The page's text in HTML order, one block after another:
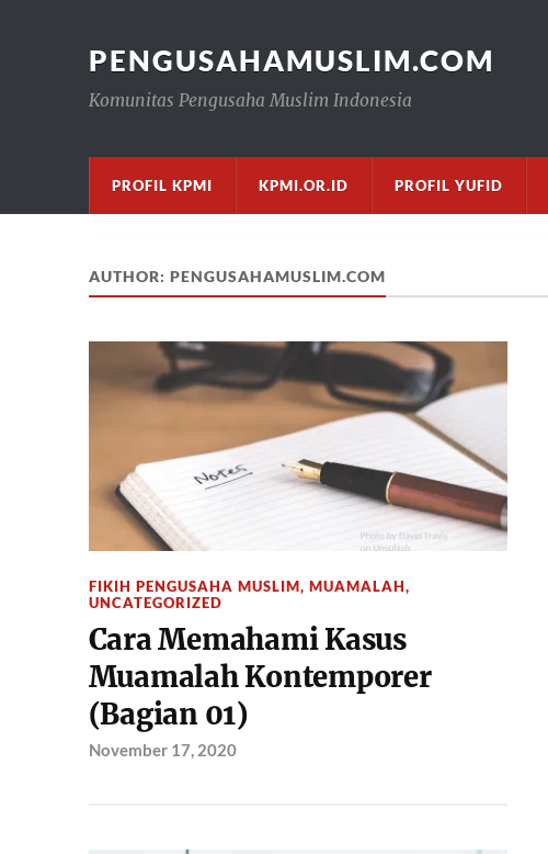
PENGUSAHAMUSLIM.COM
Komunitas Pengusaha Muslim Indonesia
PROFIL KPMI KPMI.OR.ID PROFIL YUFID
AUTHOR: PENGUSAHAMUSLIM.COM
FIKIH PENGUSAHA MUSLIM, MUAMALAH,
UNCATEGORIZED
Cara Memahami Kasus
Muamalah Kontemporer
(Bagian 01)
November 17, 2020